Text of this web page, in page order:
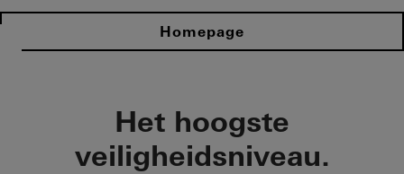
Homepage
Het hoogste
veiligheidsniveau.